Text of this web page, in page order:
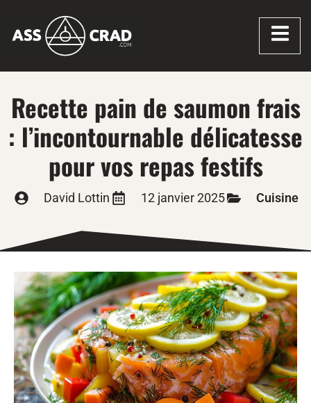
Recette pain de saumon frais
: l’incontournable délicatesse
pour vos repas festifs
David Lottin 12 janvier 2025 Cuisine